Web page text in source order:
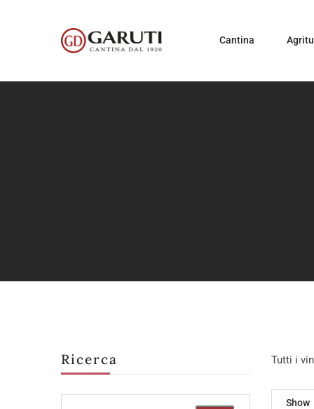
Cantina
Ricerca Tutti i
Show